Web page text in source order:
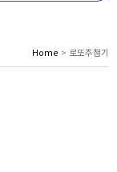
Home > 로또추첨기